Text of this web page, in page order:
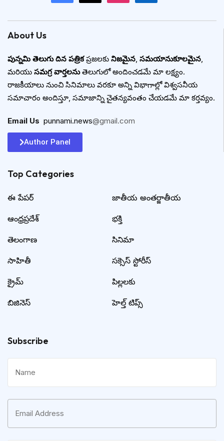
About Us
పున్నమి తెలుగు దిన పత్రికప్రజలకు నిజమైన సమయానుకూలమైన
మరియు సమగ్ర వార్తలనుతెలుగులో అందించడమే మా లక్ష్యం.
రాజకీయాలు నుంచి సినిమాలు వరకూ అన్ని విభాగాల్లో విశ్వసనీయ
సమాచారం అందిస్తూ, సమాజాన్ని చైతన్యవంతం చేయడమే మా కర్తవ్యం.
Email Us punnami.news@gmail.com
Author Panel
Top Categories​
ఈ పేపర్
ఆంధ్రప్రదేశ్
తెలంగాణ
సాహితీ
క్రైమ్
బిజినెస్
జాతీయ అంతర్జాతీయ
భక్తి
సినిమా
సక్సెస్ స్టోరీస్
పిల్లలకు
హెల్త్ టిప్స్
Subscribe